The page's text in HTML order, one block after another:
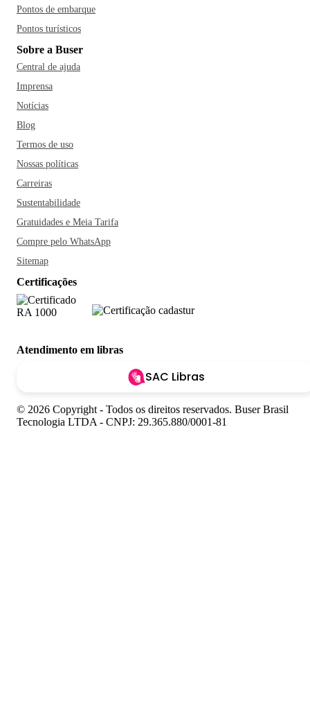
Pontos de embarque
Pontos turísticos
Sobre a Buser
Central de ajuda
Imprensa
Notícias
Blog
Termos de uso
Nossas políticas
Carreiras
Sustentabilidade
Gratuidades e Meia Tarifa
Compre pelo WhatsApp
Sitemap
Certificações
Atendimento em libras
SAC Libras
© 2026 Copyright - Todos os direitos reservados. Buser Brasil
Tecnologia LTDA - CNPJ: 29.365.880/0001-81